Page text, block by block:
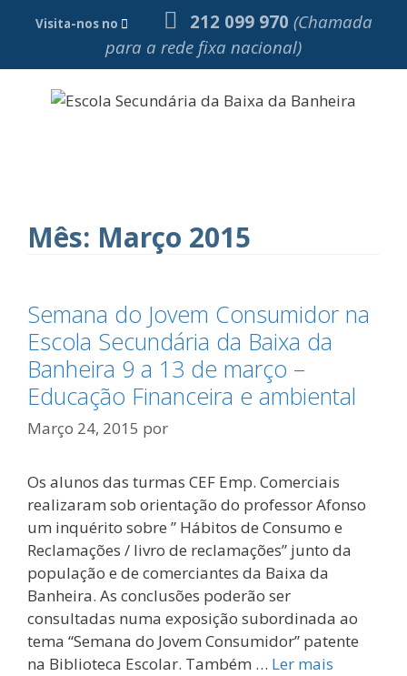
Visita-nos no 212 099 970 (Chamada
para a rede fixa nacional)
Mês: Março 2015
Semana do Jovem Consumidor na
Escola Secundária da Baixa da
Banheira 9 a 13 de março –
Educação Financeira e ambiental
Março 24, 2015 por
Os alunos das turmas CEF Emp. Comerciais
realizaram sob orientação do professor Afonso
um inquérito sobre ” Hábitos de Consumo e
Reclamações / livro de reclamações” junto da
população e de comerciantes da Baixa da
Banheira. As conclusões poderão ser
consultadas numa exposição subordinada ao
tema “Semana do Jovem Consumidor” patente
na Biblioteca Escolar. Também … Ler mais